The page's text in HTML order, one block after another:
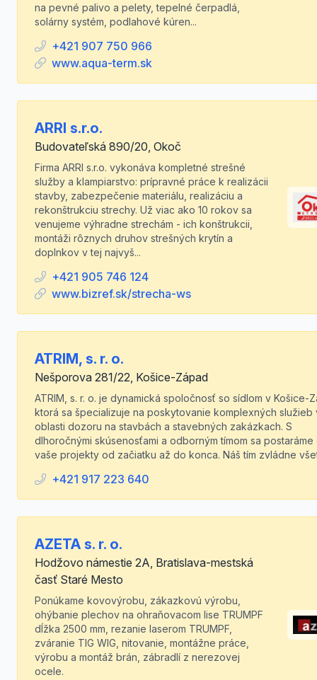
na pevné palivo a pelety, tepelné čerpadlá,
solárny systém, podlahové kúren...
+421 907 750 966
www.aqua-term.sk
ARRI s.r.o.
Budovateľská 890/20, Okoč
Firma ARRI s.r.o. vykonáva kompletné strešné
služby a klampiarstvo: prípravné práce k realizácii
stavby, zabezpečenie materiálu, realizáciu a
rekonštrukciu strechy. Už viac ako 10 rokov sa
venujeme výhradne strechám - ich konštrukcii,
montáži rôznych druhov strešných krytín a
doplnkov v tej najvyš...
+421 905 746 124
www.bizref.sk/strecha-ws
ATRIM, s. r. o.
Nešporova 281/22, Košice-Západ
ATRIM, s. r. o. je dynamická spoločnosť so sídlom v Košice-
ktorá sa špecializuje na poskytovanie komplexných služieb
oblasti dozoru na stavbách a stavebných zakázkach. S
dlhoročnými skúsenosťami a odborným tímom sa postaráme
vaše projekty od začiatku až do konca. Náš tím zvládne
+421 917 223 640
AZETA s. r. o.
Hodžovo námestie 2A, Bratislava-mestská
časť Staré Mesto
Ponúkame kovovýrobu, zákazkovú výrobu,
ohýbanie plechov na ohraňovacom lise TRUMPF
dĺžka 2500 mm, rezanie laserom TRUMPF,
zváranie TIG WIG, nitovanie, montážne práce,
výrobu a montáž brán, zábradlí z nerezovej
ocele.